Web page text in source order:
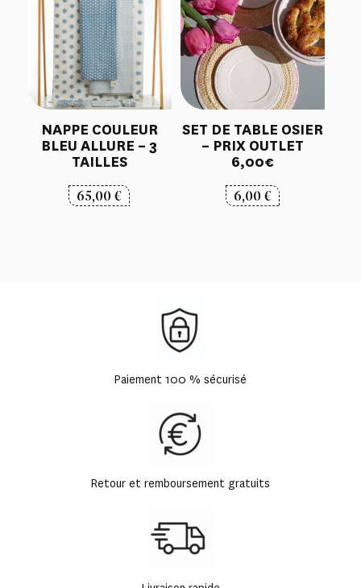
NAPPE COULEUR
BLEU ALLURE – 3
TAILLES
65,00€
SET DE TABLE OSIER
– PRIX OUTLET
6,00€
6,00€
Paiement 100 % sécurisé
Retour et remboursement gratuits